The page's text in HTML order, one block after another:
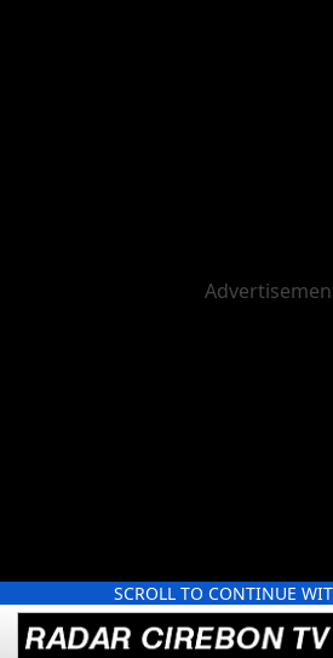
SCROLL TO CONTINUE